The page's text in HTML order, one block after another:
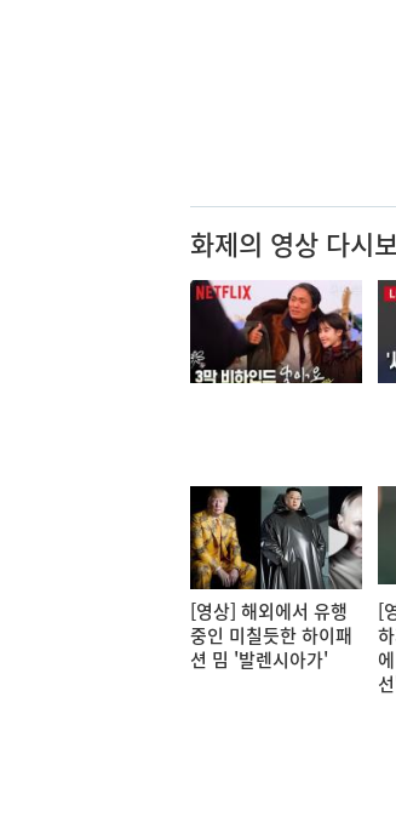
화제의 영상 다시
[영상] 해외에서 유행
중인 미칠듯한 하이패
션 밈 '발렌시아가'
[